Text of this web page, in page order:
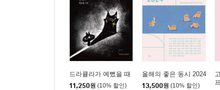
드라큘라가 예뻤을 때
11,250원 (10% 할인)
올해의 좋은 동시 2024
13,500원 (10% 할인)